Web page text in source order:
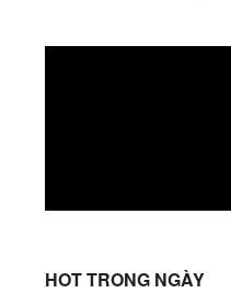
HOT TRONG NGÀY